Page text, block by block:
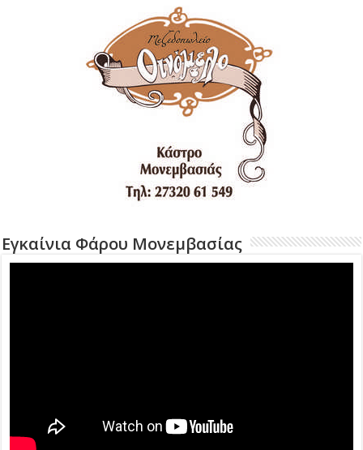
Εγκαίνια Φάρου Μονεμβασίας